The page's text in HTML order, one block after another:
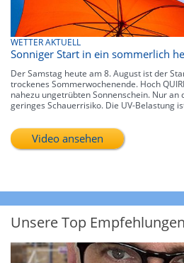
WETTER AKTUELL
Sonniger Start in ein sommerlich
Der Samstag heute am 8. August ist der
trockenes Sommerwochenende. Hoch
nahezu ungetrübten Sonnenschein. Nur an
geringes Schauerrisiko. Die UV-Belastung
Video ansehen
Unsere Top Empfehlungen